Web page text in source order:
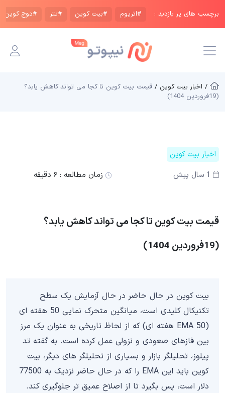
برچسب های پر بازدید : #اتریوم #بیت کوین #تتر #دوج کوین
/ اخبار بیت کوین / قیمت بیت کوین تا کجا می تواند کاهش یابد؟
(19فروردین 1404)
اخبار بیت کوین
1 سال پیش
زمان مطالعه : ۶ دقیقه
قیمت بیت کوین تا کجا می تواند کاهش یابد؟
(19فروردین 1404)
بیت کوین در حال حاضر در حال آزمایش یک سطح
تکنیکال کلیدی است، میانگین متحرک نمایی 50 هفته ای
(EMA 50 هفته ای) که از لحاظ تاریخی به عنوان یک مرز
بین فازهای صعودی و نزولی عمل کرده است. به گفته تد
پیلوز، تحلیلگر بازار و بسیاری از تحلیلگر های دیگر، بیت
کوین باید این EMA را که در حال حاضر نزدیک به 77500
دلار است، پس بگیرد تا از اصلاح عمیق تر جلوگیری کند.